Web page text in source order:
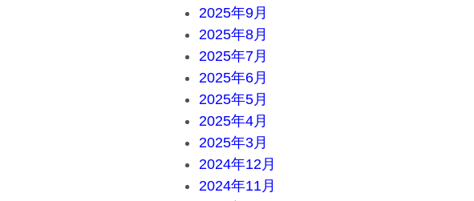
2025年9月
2025年8月
2025年7月
2025年6月
2025年5月
2025年4月
2025年3月
2024年12月
2024年11月